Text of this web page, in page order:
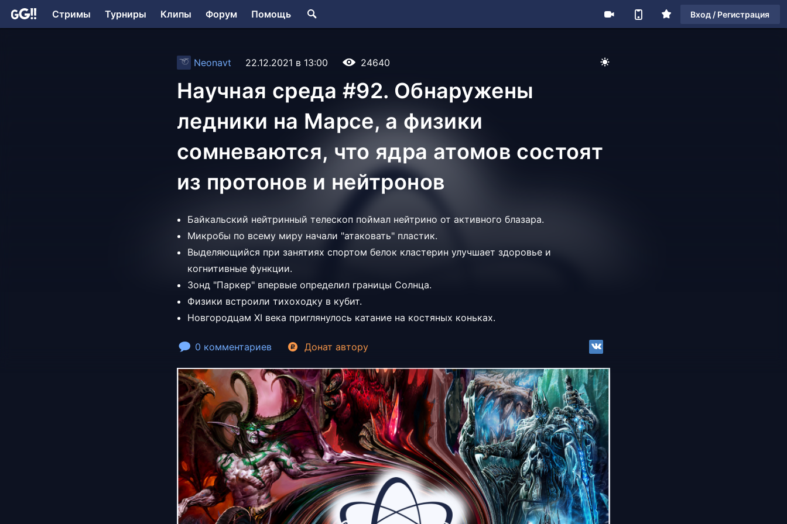
Стримы Турниры Клипы Форум Помощь Вход / Регистрация
Neonavt 22.12.2021 в 13:00 24640
Научная среда #92. Обнаружены
ледники на Марсе, а физики
сомневаются, что ядра атомов состоят
из протонов и нейтронов
Байкальский нейтринный телескоп поймал нейтрино от активного блазара.
Микробы по всему миру начали "атаковать" пластик.
Выделяющийся при занятиях спортом белок кластерин улучшает здоровье и
когнитивные функции.
Зонд "Паркер" впервые определил границы Солнца.
Физики встроили тихоходку в кубит.
Новгородцам XI века приглянулось катание на костяных коньках.
0 комментариев Донат автору